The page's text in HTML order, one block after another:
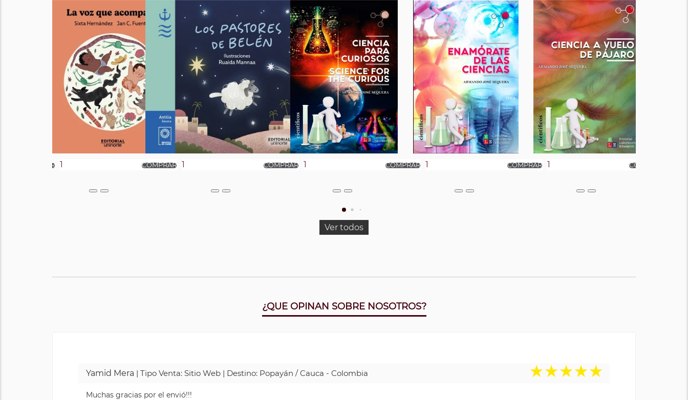
Ver todos
¿QUE OPINAN SOBRE NOSOTROS?
Yamid Mera | Tipo Venta: Sitio Web | Destino: Popayán / Cauca - Colombia ★★★★★
Muchas gracias por el envió!!!